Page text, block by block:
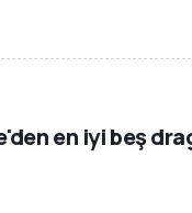
en iyi beş